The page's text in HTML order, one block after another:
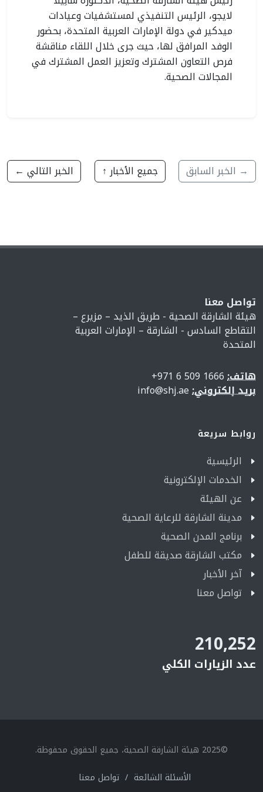
لايجو، الرئيس التنفيذي لمستشفيات وعيادات
ميدكير في دولة الإمارات العربية المتحدة، بحضور
الوفد المرافق لها، حيث جرى خلال اللقاء مناقشة
فرص التعاون المشترك وتعزيز العمل المشترك في
المجالات الصحية.
→ الخبر السابق جميع الأخبار ↑ الخبر التالي ←
تواصل معنا
هيئة الشارقة الصحية - طريق الذيد – مزيرع –
التقاطع السادس - الشارقة – الإمارات العربية
المتحدة
هاتف:
بريد إلكتروني:
روابط سريعة
الرئيسية
الخدمات الإلكترونية
عن الهيئة
مدينة الشارقة للرعاية الصحية
برنامج المدن الصحية
مكتب الشارقة صديقة للطفل
آخر الأخبار
تواصل معنا
210,252
عدد الزيارات الكلي
©2025 هيئة الشارقة الصحية، جميع الحقوق محفوظة.
الأسئلة الشائعة / تواصل معنا